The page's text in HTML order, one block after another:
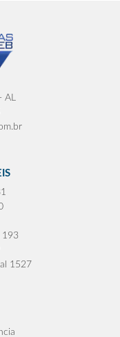
AL
193
1527